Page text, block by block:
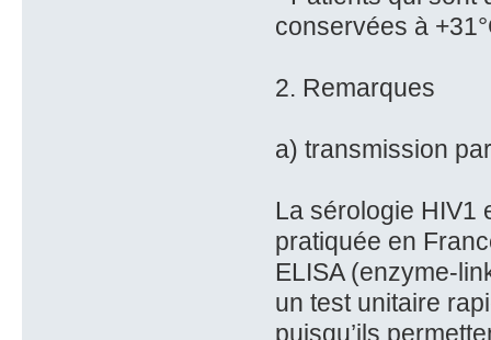
conservées à
2. Remarques
a) transmission
La sérologie HIV1
pratiquée en
ELISA (enzyme-
un test unitaire
puisqu’ils